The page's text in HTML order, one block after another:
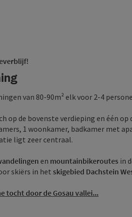
van 80-90m² elk voor 2-4
op de bovenste verdieping en één
1 woonkamer, badkamer met
ligt zeer centraal.
en mountainbikeroutes in
skiërs in het skigebied Dachstein
tocht door de Gosau vallei...